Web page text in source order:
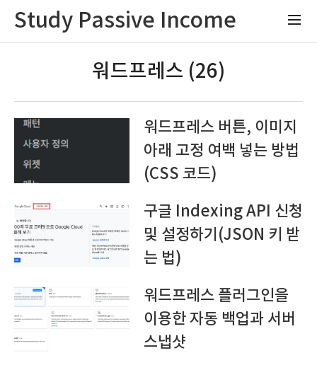
Study Passive Income
워드프레스 (26)
워드프레스 버튼, 이미지
아래 고정 여백 넣는 방법
(CSS 코드)
구글 Indexing API 신청
및 설정하기(JSON 키 받
는 법)
워드프레스 플러그인을
이용한 자동 백업과 서버
스냅샷